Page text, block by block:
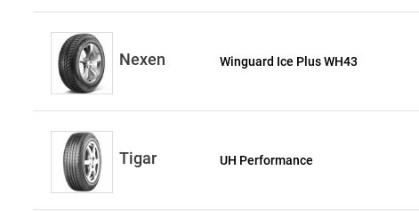
Nexen Winguard Ice Plus WH43
Tigar UH Performance